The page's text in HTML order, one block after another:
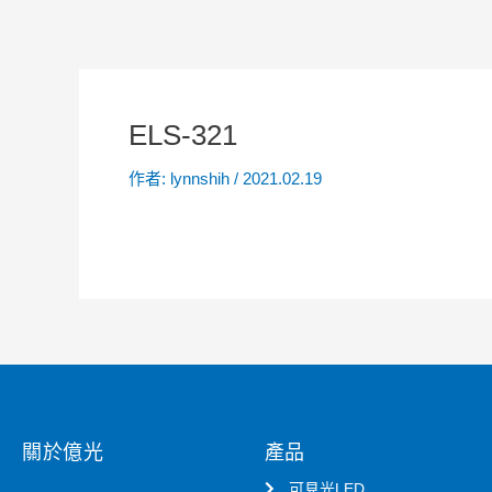
ELS-321
作者: lynnshih / 2021.02.19
關於億光 產品